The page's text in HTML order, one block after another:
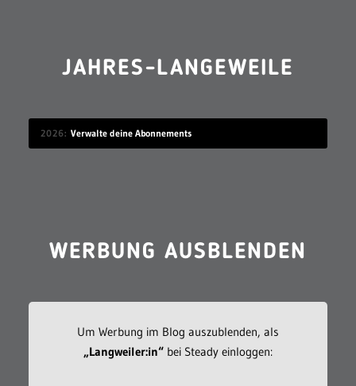
JAHRES-LANGEWEILE
2026 Verwalte deine Abonnements
WERBUNG AUSBLENDEN
Um Werbung im Blog auszublenden, als
„Langweiler:in“bei Steady einloggen: